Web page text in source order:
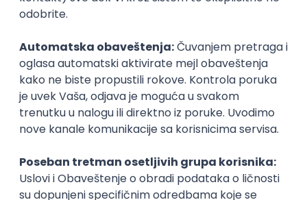
Zanimanja posle studija
Kostimograf
dizajn
Maneken
dizajn